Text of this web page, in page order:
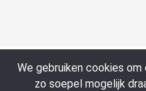
We gebruiken cookies
zo soepel mogelijk